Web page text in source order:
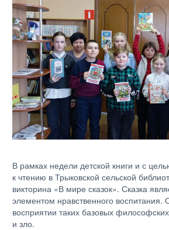
В рамках недели детской книги и с
к чтению в Трыковской сельской
викторина «В мире сказок». Сказка
элементом нравственного воспитания.
восприятии таких базовых
и зло.